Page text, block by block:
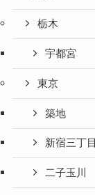
栃木
宇都宮
東京
築地
新宿三丁目
二子玉川